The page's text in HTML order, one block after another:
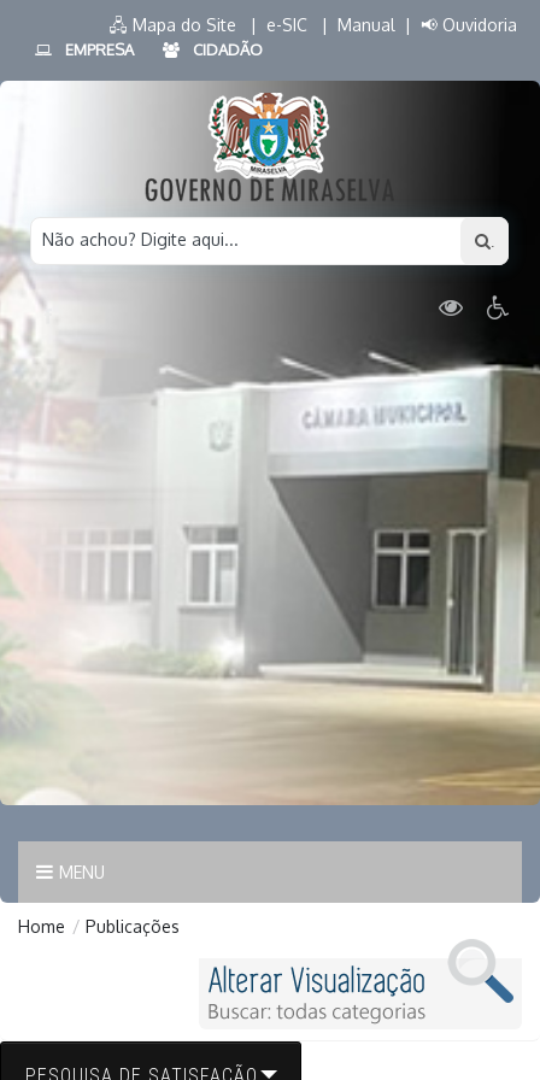
🖧 Mapa do Site | e-SIC | Manual | 📢 Ouvidoria
EMPRESA CIDADÃO
Não achou? Digite aqui...
MENU
Home / Publicações